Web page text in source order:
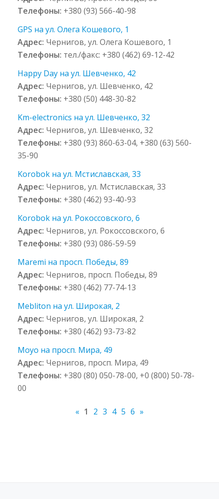
Телефоны: +380 (93) 566-40-98
GPS на ул. Олега Кошевого, 1
Адрес: Чернигов, ул. Олега Кошевого, 1
Телефоны: тел./факс: +380 (462) 69-12-42
Happy Day на ул. Шевченко, 42
Адрес: Чернигов, ул. Шевченко, 42
Телефоны: +380 (50) 448-30-82
Km-electronics на ул. Шевченко, 32
Адрес: Чернигов, ул. Шевченко, 32
Телефоны: +380 (93) 860-63-04, +380 (63) 560-
35-90
Korobok на ул. Мстиславская, 33
Адрес: Чернигов, ул. Мстиславская, 33
Телефоны: +380 (462) 93-40-93
Korobok на ул. Рокоссовского, 6
Адрес: Чернигов, ул. Рокоссовского, 6
Телефоны: +380 (93) 086-59-59
Maremi на просп. Победы, 89
Адрес: Чернигов, просп. Победы, 89
Телефоны: +380 (462) 77-74-13
Mebliton на ул. Широкая, 2
Адрес: Чернигов, ул. Широкая, 2
Телефоны: +380 (462) 93-73-82
Moyo на просп. Мира, 49
Адрес: Чернигов, просп. Мира, 49
Телефоны: +380 (80) 050-78-00, +0 (800) 50-78-
00
« 1 2 3 4 5 6 »